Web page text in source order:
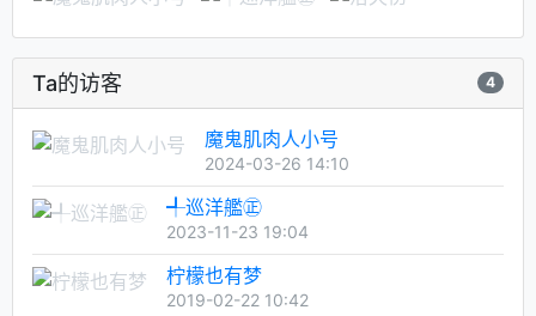
Ta的访客 4
魔鬼肌肉人小号
2024-03-26 14:10
╃巡洋艦㊣
2023-11-23 19:04
柠檬也有梦
2019-02-22 10:42